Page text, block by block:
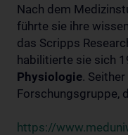
Nach dem
führte sie ihre
das Scripps
habilitierte sie sich
Physiologie.
Forschungsgruppe,
https://